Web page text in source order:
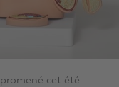
cet été